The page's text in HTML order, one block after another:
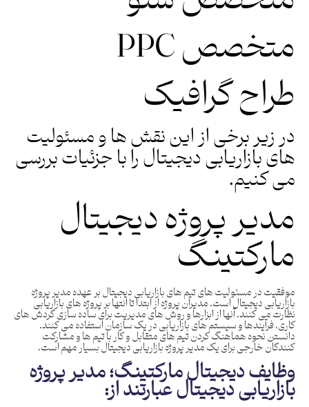
متخصص PPC
طراح گرافیک
در زیر برخی از این نقش ها و مسئولیت
های بازاریابی دیجیتال را با جزئیات بررسی
می کنیم.
مدیر پروژه دیجیتال
مارکتینگ
موفقیت در مسئولیت های تیم های بازاریابی دیجیتال بر عهده مدیر پروژه
بازاریابی دیجیتال است. مدیران پروژه از ابتدا تا انتها بر پروژه های بازاریابی
نظارت می کنند. آنها از ابزارها و روش ‌های مدیریت برای ساده‌ سازی گردش ‌های
کاری، فرآیندها و سیستم‌ های بازاریابی در یک سازمان استفاده می ‌کنند.
دانستن نحوه هماهنگ کردن تیم‌ های متقابل و کار با تیم‌ ها و مشارکت
‌کنندگان خارجی برای یک مدیر پروژه بازاریابی دیجیتال بسیار مهم است.
وظایف دیجیتال مارکتینگ؛ مدیر پروژه
بازاریابی دیجیتال عبارتند از: